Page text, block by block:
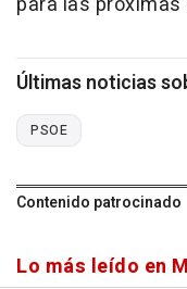
Últimas noticias
PSOE
Contenido patrocinado
Lo más leído en